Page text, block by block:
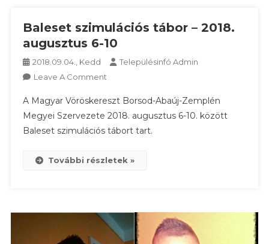
Baleset szimulációs tábor – 2018.
augusztus 6-10
2018.09.04., Kedd
Településinfó Admin
Leave A Comment
Szimulációs
Tábor
–
Augusztus
A Magyar Vöröskereszt Borsod-Abaúj-Zemplén
Megyei Szervezete 2018. augusztus 6-10. között
Baleset szimulációs tábort tart.
További részletek »